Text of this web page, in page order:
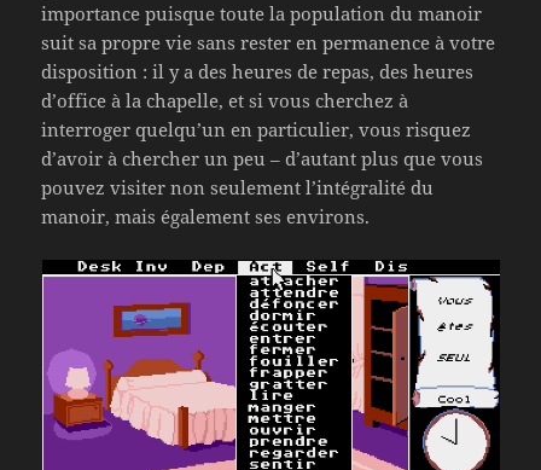
importance puisque toute la population du manoir
suit sa propre vie sans rester en permanence à votre
disposition : il y a des heures de repas, des heures
d’office à la chapelle, et si vous cherchez à
interroger quelqu’un en particulier, vous risquez
d’avoir à chercher un peu – d’autant plus que vous
pouvez visiter non seulement l’intégralité du
manoir, mais également ses environs.